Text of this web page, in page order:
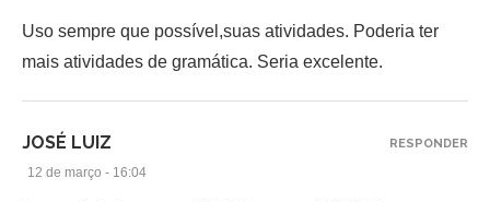
Uso sempre que possível,suas atividades. Poderia ter
mais atividades de gramática. Seria excelente.
JOSÉ LUIZ
12 de março - 16:04
RESPONDER